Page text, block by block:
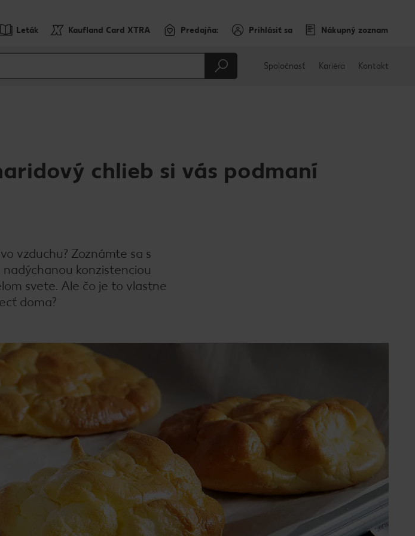
Leták Kaufland Card XTRA Predajňa: Prihlásiť sa Nákupný zoznam
Spoločnosť Kariéra Kontakt
chlieb si vás podmaní
vzduchu? Zoznámte sa s
konzistenciou
svete. Ale čo je to vlastne
doma?